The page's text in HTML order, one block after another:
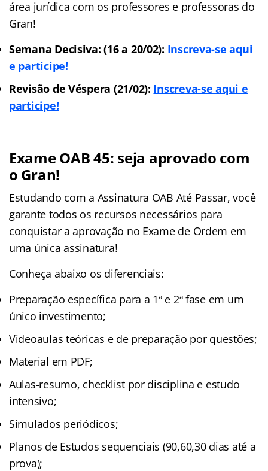
área jurídica com os professores e professoras do
Gran!
Semana Decisiva: (16 a 20/02): Inscreva-se aqui
e participe!
Revisão de Véspera (21/02): Inscreva-se aqui e
participe!
Exame OAB 45: seja aprovado com
o Gran!
Estudando com a Assinatura OAB Até Passar, você
garante todos os recursos necessários para
conquistar a aprovação no Exame de Ordem em
uma única assinatura!
Conheça abaixo os diferenciais:
Preparação específica para a 1ª e 2ª fase em um
único investimento;
Videoaulas teóricas e de preparação por questões;
Material em PDF;
Aulas-resumo, checklist por disciplina e estudo
intensivo;
Simulados periódicos;
Planos de Estudos sequenciais (90,60,30 dias até a
prova);